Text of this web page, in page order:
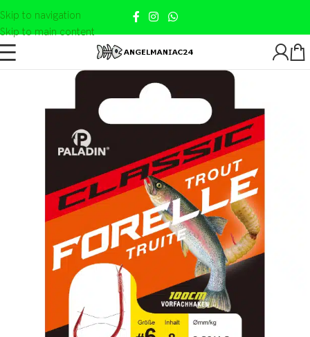
Skip to navigation
Skip to main content